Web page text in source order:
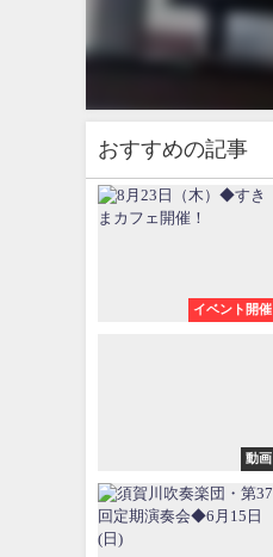
おすすめの記事
イベント開催
動画